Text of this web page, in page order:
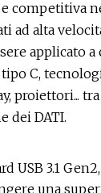
competitiva
ad alta
applicato
C,
proiettori...
dei DATI.
USB 3.1
una